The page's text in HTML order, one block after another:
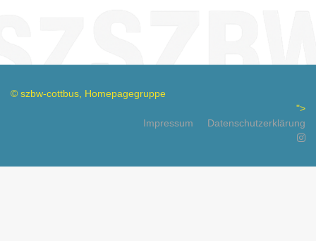
© szbw-cottbus, Homepagegruppe
Impressum
">
Datenschutzerklärung